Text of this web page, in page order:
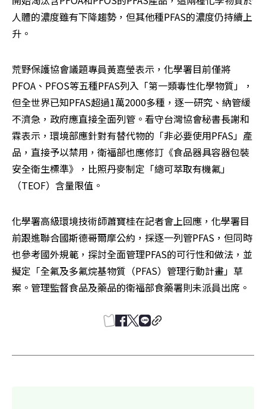
人體的濃度雖有下降趨勢，但其他種PFAS的濃度仍持續上
升。
荒野保護協會議題專員黃嘉瑩表示，化學署目前僅將
PFOA、PFOS等五種PFAS列入「第一類毒性化學物質」，
但全世界已知PFAS超過1萬2000多種，逐一研究、納管緩
不濟急，政府應直接全面列管。看守台灣協會秘書長謝和
霖表示，環境部應針對有替代物的「非必要使用PFAS」產
品，直接予以禁用，衛福部也應修訂《食品器具容器包裝
安全衛生標準》，比照丹麥制定「總可萃取有機氟」
（TEOF）含量限值。
化學署高級環境技術師蕭寶桂在記者會上回應，化學署目
前跟進聯合國斯德哥爾摩公約，採逐一列管PFAS，但同時
也參考國外規範，探討全面管理PFAS的可行性和做法，並
擬定「全氟及多氟烷基物質（PFAS）管理行動計畫」草
案。管理監督食品及藥品的衛福部食藥署則未派員出席。